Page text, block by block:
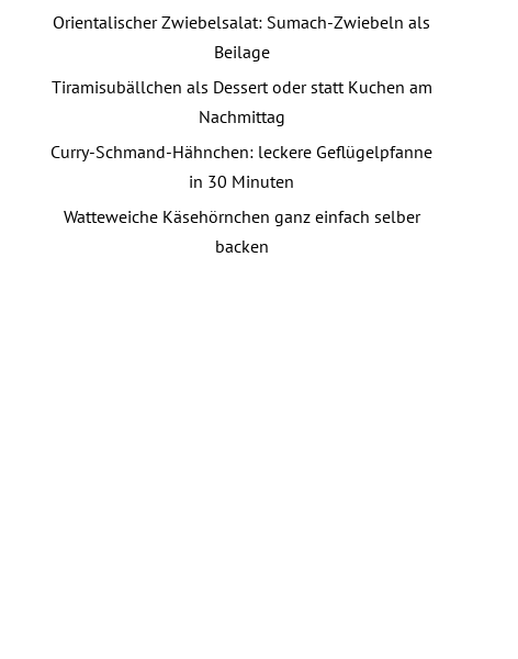
Orientalischer Zwiebelsalat: Sumach-Zwiebeln als
Beilage
Tiramisubällchen als Dessert oder statt Kuchen am
Nachmittag
Curry-Schmand-Hähnchen: leckere Geflügelpfanne
in 30 Minuten
Watteweiche Käsehörnchen ganz einfach selber
backen